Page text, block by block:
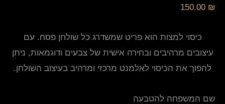
150.00 ₪
כיסוי למצות הוא פריט שמשדרג כל שולחן פסח. עם
עיצובים מרהיבים ובחירה אישית של צבעים ודוגמאות, ניתן
להפוך את הכיסוי לאלמנט מרכזי ומרהיב בעיצוב השולחן.
שם המשפחה להטבעה